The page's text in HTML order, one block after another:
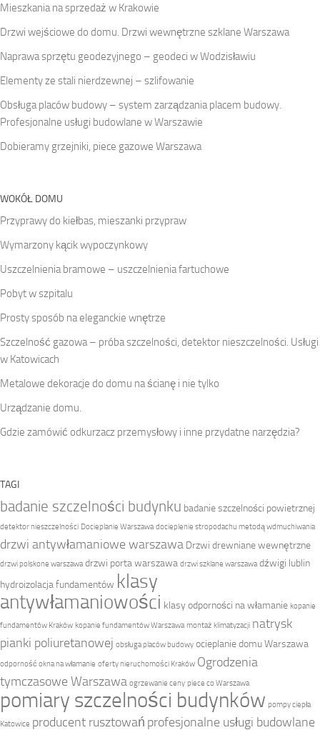
Mieszkania na sprzedaż w Krakowie
Drzwi wejściowe do domu. Drzwi wewnętrzne szklane Warszawa
Naprawa sprzętu geodezyjnego – geodeci w Wodzisławiu
Elementy ze stali nierdzewnej – szlifowanie
Obsługa placów budowy – system zarządzania placem budowy.
Profesjonalne usługi budowlane w Warszawie
Dobieramy grzejniki, piece gazowe Warszawa
WOKÓŁ DOMU
Przyprawy do kiełbas, mieszanki przypraw
Wymarzony kącik wypoczynkowy
Uszczelnienia bramowe – uszczelnienia fartuchowe
Pobyt w szpitalu
Prosty sposób na eleganckie wnętrze
Szczelność gazowa – próba szczelności, detektor nieszczelności. Usługi
w Katowicach
Metalowe dekoracje do domu na ścianę i nie tylko
Urządzanie domu.
Gdzie zamówić odkurzacz przemysłowy i inne przydatne narzędzia?
TAGI
badanie szczelności budynku badanie szczelności powietrznej
detektor nieszczelności Docieplanie Warszawa docieplenie stropodachu metodą wdmuchiwania
drzwi antywłamaniowe warszawa Drzwi drewniane wewnętrzne
drzwi polskone warszawa drzwi porta warszawa drzwi szklane warszawa dźwigi lublin
hydroizolacja fundamentów klasy
antywłamaniowości klasy odporności na włamanie kopanie
fundamentów Kraków kopanie fundamentów Warszawa montaż klimatyzacji natrysk
pianki poliuretanowej obsługa placów budowy ocieplanie domu Warszawa
odporność okna na włamanie oferty nieruchomości Kraków Ogrodzenia
tymczasowe Warszawa ogrzewanie ceny piece co Warszawa
pomiary szczelności budynków pompy ciepła
Katowice producent rusztowań profesjonalne usługi budowlane